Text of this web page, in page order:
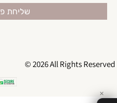
© 2026 All Rights Reserved
✕